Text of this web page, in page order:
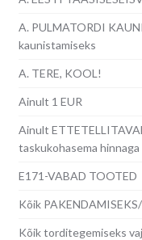
A. PULMATORDI
kaunistamiseks
A. TERE, KOOL!
Ainult 1 EUR
Ainult
taskukohasema hinnaga
E171-VABAD TOOTED
Kõik
Kõik torditegemiseks